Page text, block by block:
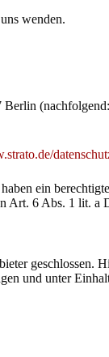
wenden.
ein
Art. 6 Abs. 1 lit.
geschlossen.
und unter